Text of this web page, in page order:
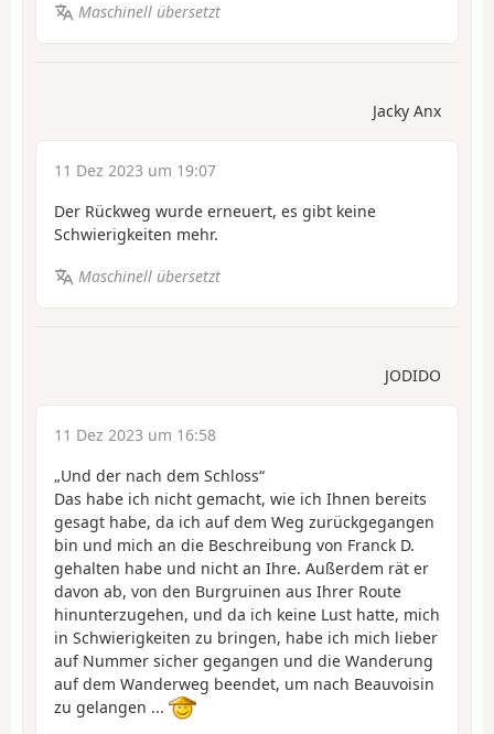
Maschinell übersetzt
Jacky Anx
11 Dez 2023 um 19:07
Der Rückweg wurde erneuert, es gibt keine
Schwierigkeiten mehr.
Maschinell übersetzt
JODIDO
11 Dez 2023 um 16:58
„Und der nach dem Schloss“
Das habe ich nicht gemacht, wie ich Ihnen bereits
gesagt habe, da ich auf dem Weg zurückgegangen
bin und mich an die Beschreibung von Franck D.
gehalten habe und nicht an Ihre. Außerdem rät er
davon ab, von den Burgruinen aus Ihrer Route
hinunterzugehen, und da ich keine Lust hatte, mich
in Schwierigkeiten zu bringen, habe ich mich lieber
auf Nummer sicher gegangen und die Wanderung
auf dem Wanderweg beendet, um nach Beauvoisin
zu gelangen ...